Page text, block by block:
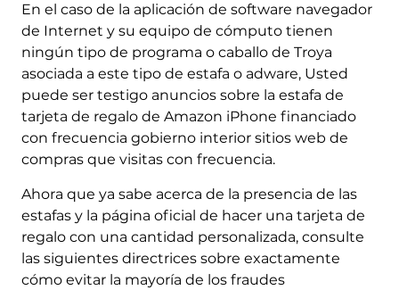
En el caso de la aplicación de software navegador
de Internet y su equipo de cómputo tienen
ningún tipo de programa o caballo de Troya
asociada a este tipo de estafa o adware, Usted
puede ser testigo anuncios sobre la estafa de
tarjeta de regalo de Amazon iPhone financiado
con frecuencia gobierno interior sitios web de
compras que visitas con frecuencia.
Ahora que ya sabe acerca de la presencia de las
estafas y la página oficial de hacer una tarjeta de
regalo con una cantidad personalizada, consulte
las siguientes directrices sobre exactamente
cómo evitar la mayoría de los fraudes